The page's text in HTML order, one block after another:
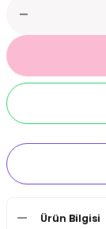
Ürün Bilgisi